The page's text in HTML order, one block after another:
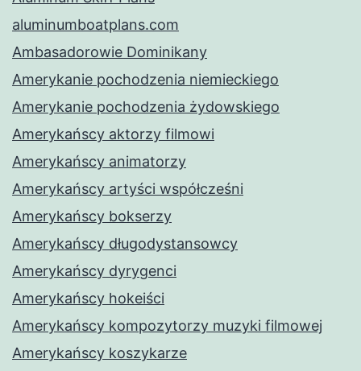
aluminumboatplans.com
Ambasadorowie Dominikany
Amerykanie pochodzenia niemieckiego
Amerykanie pochodzenia żydowskiego
Amerykańscy aktorzy filmowi
Amerykańscy animatorzy
Amerykańscy artyści współcześni
Amerykańscy bokserzy
Amerykańscy długodystansowcy
Amerykańscy dyrygenci
Amerykańscy hokeiści
Amerykańscy kompozytorzy muzyki filmowej
Amerykańscy koszykarze